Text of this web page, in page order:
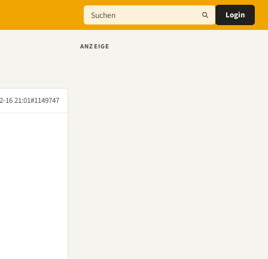
Login
16 21:01#1149747
ANZEIGE